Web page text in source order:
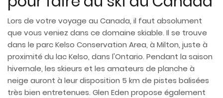
Lors de votre voyage au Canada, il faut absolument
que vous veniez dans ce domaine skiable. Il se trouve
dans le parc Kelso Conservation Area, à Milton, juste à
proximité du lac Kelso, dans l'Ontario. Pendant la saison
hivernale, les skieurs et les amateurs de planche à
neige auront à leur disposition 5 km de pistes balisées
très bien entretenues. Glen Eden propose également